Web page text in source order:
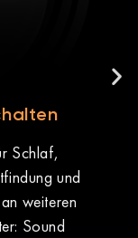
Schlaf,
und
weiteren
Sound